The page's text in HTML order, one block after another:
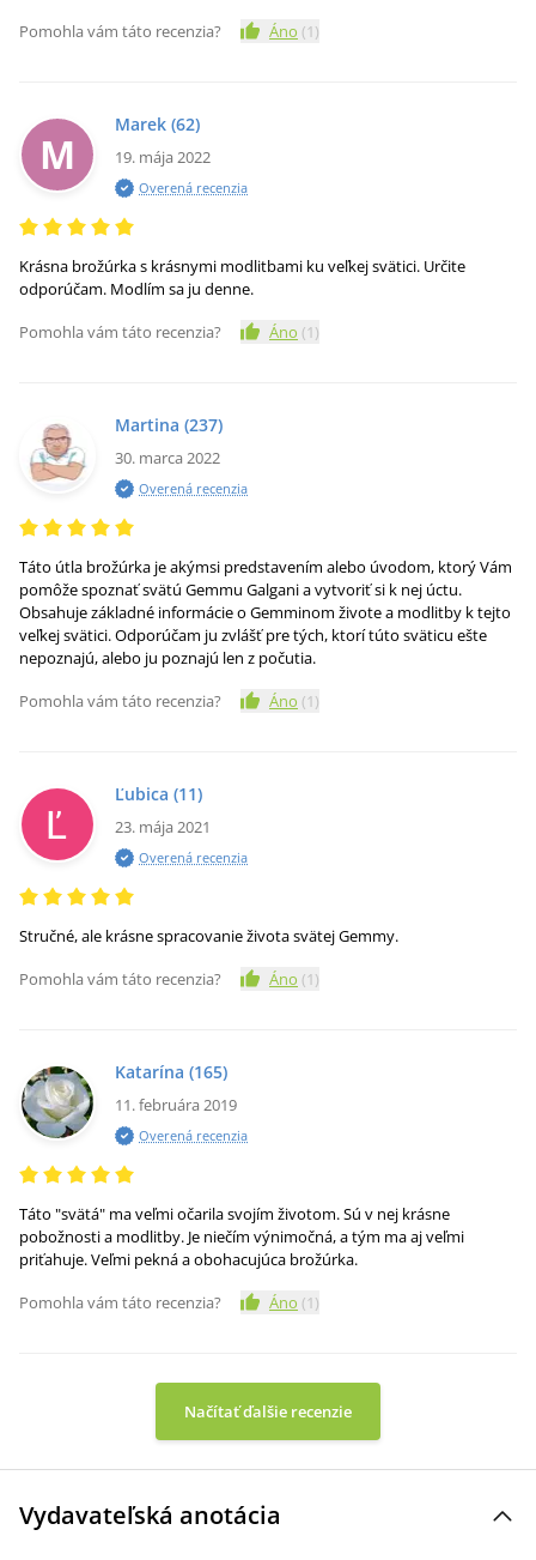
Pomohla vám táto recenzia?
Áno (1)
M
Marek (62)
19. mája 2022
Overená recenzia
Krásna brožúrka s krásnymi modlitbami ku veľkej svätici. Určite
odporúčam. Modlím sa ju denne.
Pomohla vám táto recenzia?
Áno (1)
Martina (237)
30. marca 2022
Overená recenzia
Táto útla brožúrka je akýmsi predstavením alebo úvodom, ktorý Vám
pomôže spoznať svätú Gemmu Galgani a vytvoriť si k nej úctu.
Obsahuje základné informácie o Gemminom živote a modlitby k tejto
veľkej svätici. Odporúčam ju zvlášť pre tých, ktorí túto sväticu ešte
nepoznajú, alebo ju poznajú len z počutia.
Pomohla vám táto recenzia?
Áno (1)
Ľubica (11)
23. mája 2021
Overená recenzia
Stručné, ale krásne spracovanie života svätej Gemmy.
Pomohla vám táto recenzia?
Áno (1)
Katarína (165)
11. februára 2019
Overená recenzia
Táto "svätá" ma veľmi očarila svojím životom. Sú v nej krásne
pobožnosti a modlitby. Je niečím výnimočná, a tým ma aj veľmi
priťahuje. Veľmi pekná a obohacujúca brožúrka.
Pomohla vám táto recenzia?
Áno (1)
Načítať ďalšie recenzie
Vydavateľská anotácia